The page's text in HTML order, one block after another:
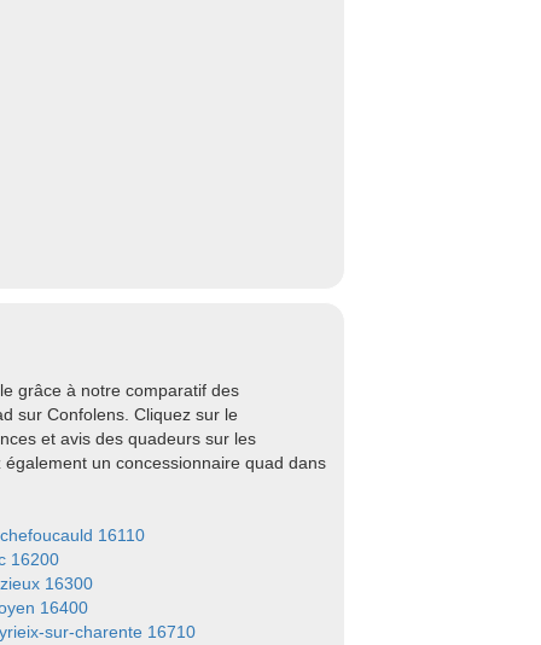
grâce à notre comparatif des
sur Confolens. Cliquez sur le
et avis des quadeurs sur les
un concessionnaire quad dans
16110
16200
16300
16400
sur-charente 16710